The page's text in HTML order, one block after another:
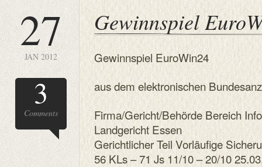
27
JAN 2012
3
Comments
Gewinnspiel
Gewinnspiel EuroWin24
aus dem elektronischen
Firma/Gericht/Behörde Bereich
Landgericht Essen
Gerichtlicher Teil Vorläufige
56 KLs – 71 Js 11/10 – 20/10